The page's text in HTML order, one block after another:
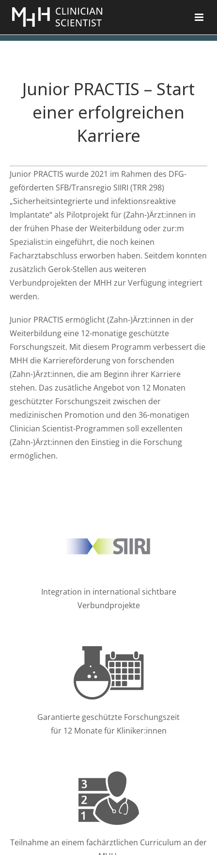
Zum
Inhalt
springen
Junior PRACTIS – Start
einer erfolgreichen
Karriere
Junior PRACTIS wurde 2021 im Rahmen des DFG-
geförderten SFB/Transregio SIIRI (TRR 298)
„Sicherheitsintegrierte und infektionsreaktive
Implantate“ als Pilotprojekt für (Zahn-)Ärzt:innen in
der frühen Phase der Weiterbildung oder zur:m
Spezialist:in eingeführt, die noch keinen
Facharztabschluss erworben haben. Seitdem konnten
zusätzlich Gerok-Stellen aus weiteren
Verbundprojekten der MHH zur Verfügung integriert
werden.
Junior PRACTIS ermöglicht (Zahn-)Ärzt:innen in der
Weiterbildung eine 12-monatige geschützte
Forschungszeit. Mit diesem Programm verbessert die
MHH die Karriereförderung von forschenden
(Zahn-)Ärzt:innen, die am Beginn ihrer Karriere
stehen. Das zusätliche Angebot von 12 Monaten
geschützter Forschungszeit zwischen der
medizinischen Promotion und den 36-monatigen
Clinician Scientist-Programmen soll exzellenten
(Zahn-)Ärzt:innen den Einstieg in die Forschung
ermöglichen.
Integration in international sichtbare
Verbundprojekte
Garantierte geschützte Forschungszeit
für 12 Monate für Kliniker:innen
Teilnahme an einem fachärztlichen Curriculum an der